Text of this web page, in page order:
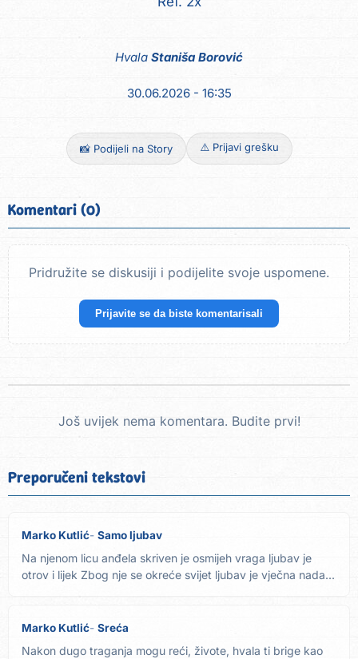
Hvala Staniša Borović
30.06.2026 - 16:35
📸 Podijeli na Story ⚠️ Prijavi grešku
Komentari (0)
Pridružite se diskusiji i podijelite svoje uspomene.
Prijavite se da biste komentarisali
Još uvijek nema komentara. Budite prvi!
Preporučeni tekstovi
Marko Kutlić Samo ljubav
Na njenom licu anđela skriven je osmijeh vraga ljubav je
otrov i lijek Zbog nje se okreće svijet ljubav je vječna nada...
Marko Kutlić Sreća
Nakon dugo traganja mogu reći, živote, hvala ti brige kao